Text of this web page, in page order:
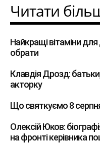
Читати
Найкращі вітаміни для
обрати
Клавдія Дрозд:
акторку
Що святкуємо 8 серпня
Олексій Юков:
на фронті керівника